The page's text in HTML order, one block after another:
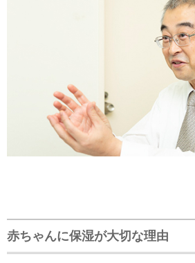
赤ちゃんに保湿が大切な理由